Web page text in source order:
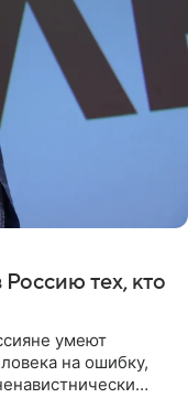
Россию тех, кто
умеют
на ошибку,